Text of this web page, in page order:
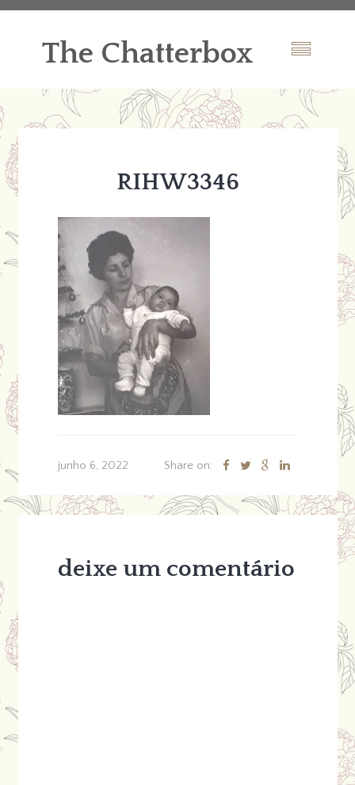
The Chatterbox
RIHW3346
junho 6, 2022 Share on:
deixe um comentário